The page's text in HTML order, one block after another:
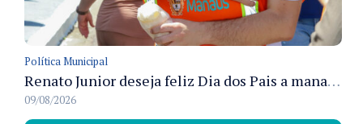
Política Municipal
Renato Junior deseja feliz Dia dos Pais a manauaras e detalha preparo dos cemitérios municipais
09/08/2026